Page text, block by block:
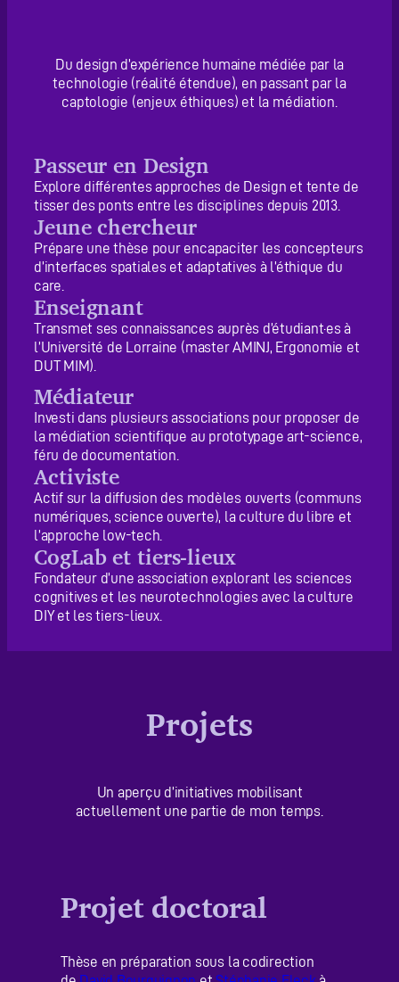
Du design d’expérience humaine médiée par la
technologie (réalité étendue), en passant par la
captologie (enjeux éthiques) et la médiation.
Passeur en Design
Explore différentes approches de Design et tente de
tisser des ponts entre les disciplines depuis 2013.
Jeune chercheur
Prépare une thèse pour encapaciter les concepteurs
d’interfaces spatiales et adaptatives à l’éthique du
care.
Enseignant
Transmet ses connaissances auprès d’étudiant·es à
l’Université de Lorraine (master AMINJ, Ergonomie et
DUT MIM).
Médiateur
Investi dans plusieurs associations pour proposer de
la médiation scientifique au prototypage art-science,
féru de documentation.
Activiste
Actif sur la diffusion des modèles ouverts (communs
numériques, science ouverte), la culture du libre et
l’approche low-tech.
CogLab et tiers-lieux
Fondateur d’une association explorant les sciences
cognitives et les neurotechnologies avec la culture
DIY et les tiers-lieux.
Projets
Un aperçu d’initiatives mobilisant
actuellement une partie de mon temps.
Projet doctoral
Thèse en préparation sous la codirection